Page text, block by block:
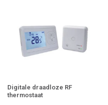
Digitale draadloze RF
thermostaat